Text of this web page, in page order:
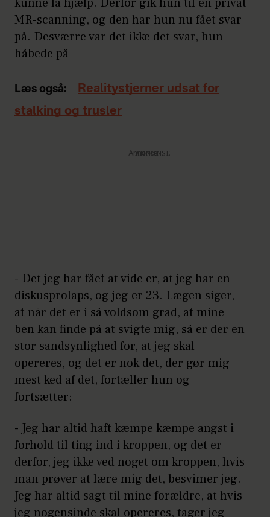
MR-scanning, og den har hun nu fået svar
på. Desværre var det ikke det svar, hun
håbede på
Læs også:
Realitystjerner udsat for
stalking og trusler
Annonce
- Det jeg har fået at vide er, at jeg har en
diskusprolaps, og jeg er 23. Lægen siger,
at når det er i så voldsom grad, at mine
ben kan finde på at svigte mig, så er der en
stor sandsynlighed for, at jeg skal
opereres, og det er nok det, der gør mig
mest ked af det, fortæller hun og
fortsætter:
- Jeg har altid haft kæmpe kæmpe angst i
forhold til ting ind i kroppen, og det er
derfor, jeg ikke ved noget om kroppen, hvis
man prøver at lære mig det, besvimer jeg.
Jeg har altid sagt til mine forældre, at hvis
jeg nogensinde skal opereres, tager jeg